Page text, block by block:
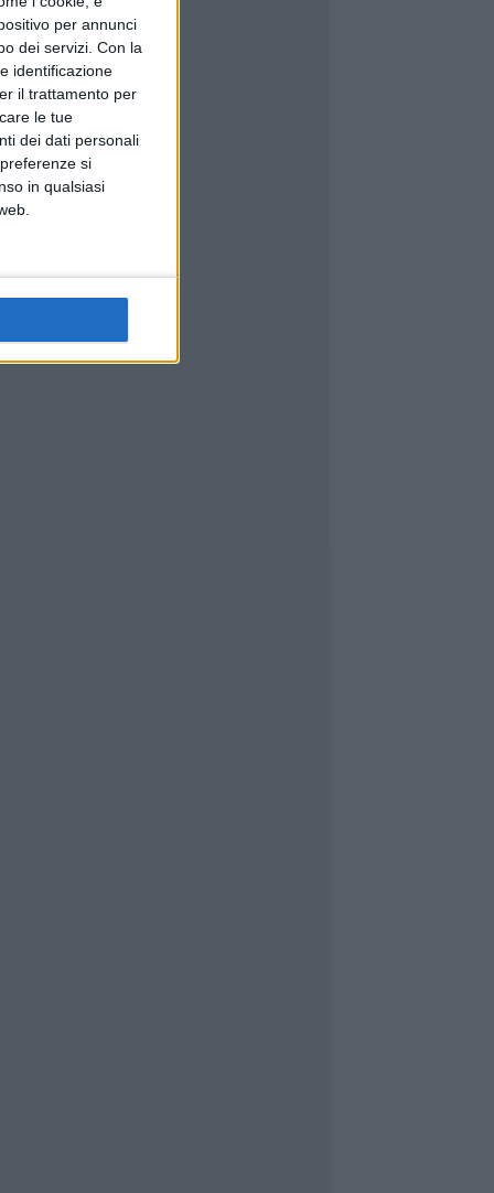
per annunci
dei servizi. Con la
identificazione
il trattamento per
le tue
dei dati personali
si
in qualsiasi